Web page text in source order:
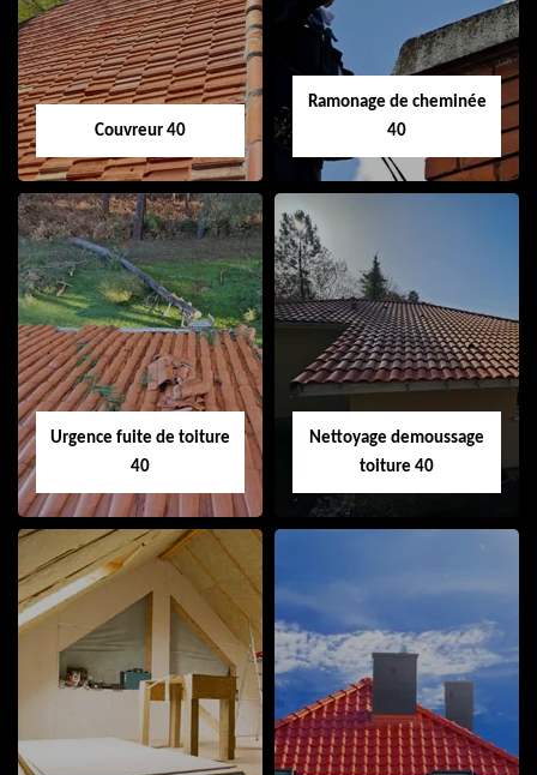
Couvreur 40
Couvreur 40
Ramonage de cheminée
40
Ramonage de
cheminée 40
Urgence fuite de toiture
40
Urgence fuite de
toiture 40
Nettoyage demoussage
toiture 40
Nettoyage
demoussage
toiture 40